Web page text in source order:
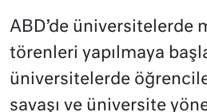
ABD’de üniversitelerde
törenleri yapılmaya
üniversitelerde
savaşı ve üniversite